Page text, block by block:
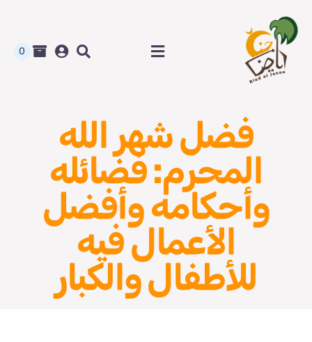
content
Toggle
متجر رياض الجنة
المدونة و أوراق العمل
من نحن
اتصل بنا
0
فضل شهر الله
المحرم: فضائله
وأحكامه وأفضل
الأعمال فيه
للأطفال والكبار